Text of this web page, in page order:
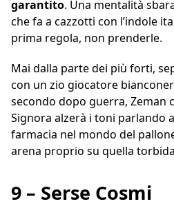
garantito. Una mentalità
che fa a cazzotti con l’indole
prima regola, non prenderle.
Mai dalla parte dei più forti,
con un zio giocatore
secondo dopo guerra, Zeman
Signora alzerà i toni parlando
farmacia nel mondo del
arena proprio su quella
9 – Serse Cosmi